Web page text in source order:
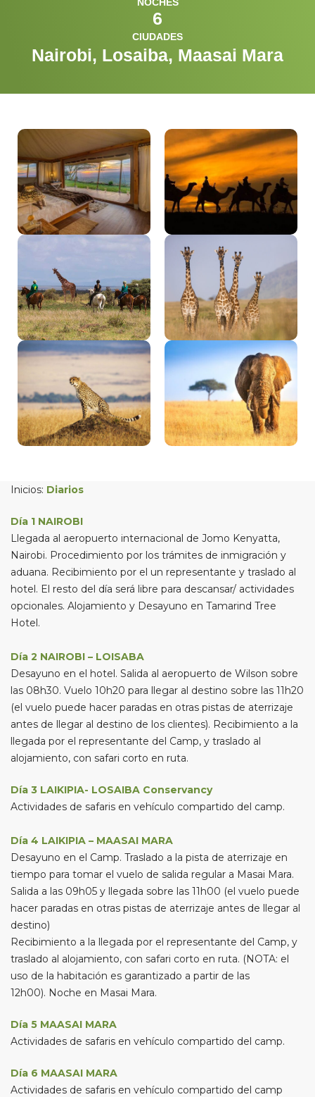
6
CIUDADES
Nairobi, Losaiba, Maasai Mara
Inicios: Diarios
Día 1 NAIROBI
Llegada al aeropuerto internacional de Jomo Kenyatta,
Nairobi. Procedimiento por los trámites de inmigración y
aduana. Recibimiento por el un representante y traslado al
hotel. El resto del día será libre para descansar/ actividades
opcionales. Alojamiento y Desayuno en Tamarind Tree
Hotel.
Día 2 NAIROBI – LOISABA
Desayuno en el hotel. Salida al aeropuerto de Wilson sobre
las 08h30. Vuelo 10h20 para llegar al destino sobre las 11h20
(el vuelo puede hacer paradas en otras pistas de aterrizaje
antes de llegar al destino de los clientes). Recibimiento a la
llegada por el representante del Camp, y traslado al
alojamiento, con safari corto en ruta.
Día 3 LAIKIPIA- LOSAIBA Conservancy
Actividades de safaris en vehículo compartido del camp.
Día 4 LAIKIPIA – MAASAI MARA
Desayuno en el Camp. Traslado a la pista de aterrizaje en
tiempo para tomar el vuelo de salida regular a Masai Mara.
Salida a las 09h05 y llegada sobre las 11h00 (el vuelo puede
hacer paradas en otras pistas de aterrizaje antes de llegar al
destino)
Recibimiento a la llegada por el representante del Camp, y
traslado al alojamiento, con safari corto en ruta. (NOTA: el
uso de la habitación es garantizado a partir de las
12h00). Noche en Masai Mara.
Día 5 MAASAI MARA
Actividades de safaris en vehículo compartido del camp.
Día 6 MAASAI MARA
Actividades de safaris en vehículo compartido del camp